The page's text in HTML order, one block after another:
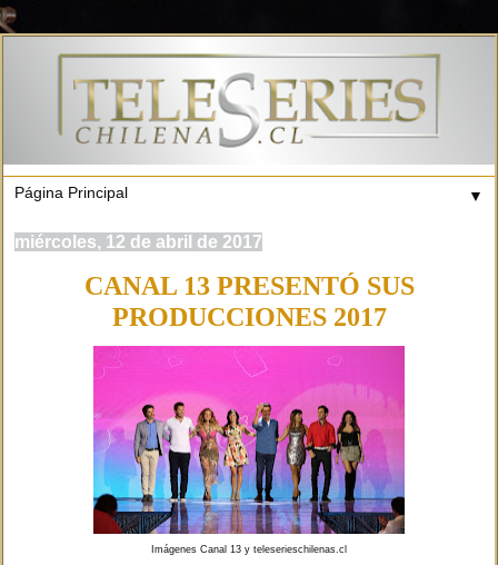
▼
miércoles, 12 de abril de 2017
CANAL 13 PRESENTÓ SUS
PRODUCCIONES 2017
Imágenes Canal 13 y teleserieschilenas.cl